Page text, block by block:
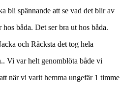
bli spännande att se vad det blir av
båda. Det ser bra ut hos båda.
och Råcksta det tog hela
Vi var helt genomblöta både vi
när vi varit hemma ungefär 1 timme